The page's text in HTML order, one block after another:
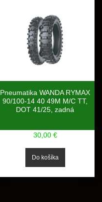
Pneumatika WANDA RYMAX
90/100-14 40 49M M/C TT,
DOT 41/25, zadná
30,00 €